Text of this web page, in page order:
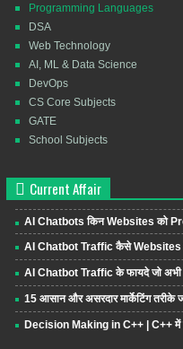
Programming Languages
DSA
Web Technology
AI, ML & Data Science
DevOps
CS Core Subjects
GATE
School Subjects
Current Affair
AI Chatbots किन Websites को
AI Chatbot Traffic कैसे Websites
AI Chatbot Traffic के फायदे जो अभी
15 आसान और असरदार मार्केटिंग तरीके
Decision Making in C++ | C++ में